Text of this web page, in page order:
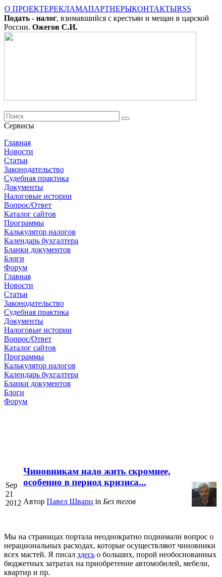
О ПРОЕКТЕРЕКЛАМАПАРТНЕРЫКОНТАКТЫRSS
Подать - налог, взимавшийся с крестьян и мещан в царской
России. Ожегов С.И.
Сервисы
Главная
Новости
Cтатьи
Законодательство
Судебная практика
Документы
Налоговые истории
Вопрос/Ответ
Каталог сайтов
Программы
Калькулятор налогов
Календарь бухгалтера
Бланки документов
Блоги
Форум
Главная
Новости
Cтатьи
Законодательство
Судебная практика
Документы
Налоговые истории
Вопрос/Ответ
Каталог сайтов
Программы
Калькулятор налогов
Календарь бухгалтера
Бланки документов
Блоги
Форум
Sep
21
2012
Чиновникам надо жить скромнее,
особенно в период кризиса...
Автор Павел Шварц in Без тегов
Мы на страницах портала неоднократно поднимали вопрос о
нерациональных расходах, которые осуществляют чиновники
всех мастей. Я писал здесь о больших, порой необоснованных
бюджетных затратах на приобретение автомобилей, мебели,
квартир и пр.